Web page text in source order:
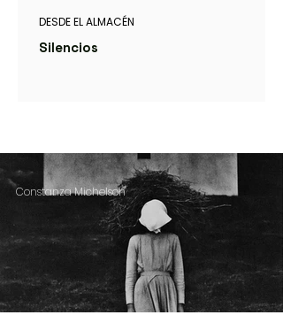
Silencios
DESDE EL ALMACÉN
Constanza Michelson